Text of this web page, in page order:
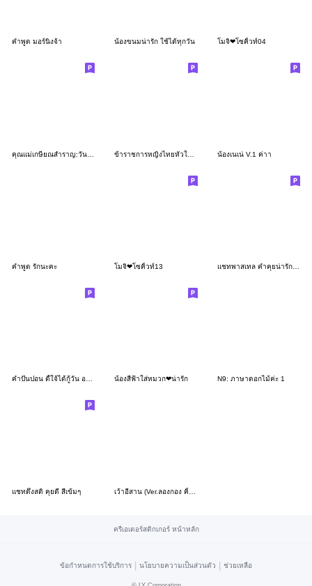
คำพูด มอร์นิ่งจ้า น้องขนมน่ารัก ใช้ได้ทุกวัน โมจิ❤โซคิ้วท์04
น้องเนเน่ V.1 ค่าา
คำพูด รักนะคะ โมจิ❤โซคิ้วท์13 แชทพาสเทล คำคุยน่ารัก ใช้ดี
คำปั๋นปอน ตี้ใจ้ได้กู้วัน อวยพร ภ.เหนือ น้องสีฟ้าใส่หมวก❤น่ารัก N9: ภาษาดอกไม้ค่ะ 1
แชทดึงสติ คุยดี สีเข้มๆ
ครีเอเตอร์สติกเกอร์ หน้าหลัก
ข้อกำหนดการใช้บริการ | นโยบายความเป็นส่วนตัว | ช่วยเหลือ